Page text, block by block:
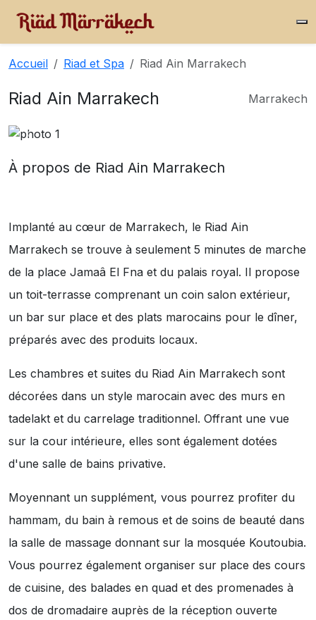
Accueil Riad et Spa Riad Ain Marrakech
Riad Ain Marrakech Marrakech
À propos de Riad Ain Marrakech
Implanté au cœur de Marrakech, le Riad Ain
Marrakech se trouve à seulement 5 minutes de marche
de la place Jamaâ El Fna et du palais royal. Il propose
un toit-terrasse comprenant un coin salon extérieur,
un bar sur place et des plats marocains pour le dîner,
préparés avec des produits locaux.
Les chambres et suites du Riad Ain Marrakech sont
décorées dans un style marocain avec des murs en
tadelakt et du carrelage traditionnel. Offrant une vue
sur la cour intérieure, elles sont également dotées
d'une salle de bains privative.
Moyennant un supplément, vous pourrez profiter du
hammam, du bain à remous et de soins de beauté dans
la salle de massage donnant sur la mosquée Koutoubia.
Vous pourrez également organiser sur place des cours
de cuisine, des balades en quad et des promenades à
dos de dromadaire auprès de la réception ouverte